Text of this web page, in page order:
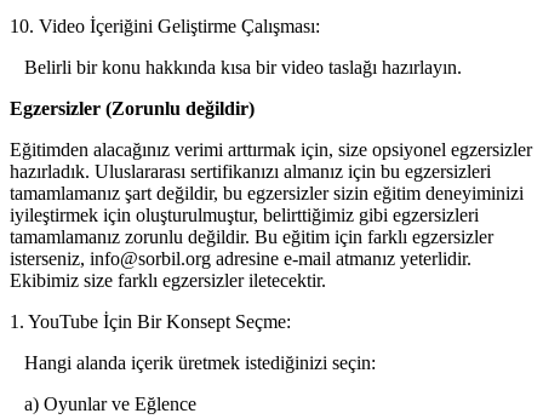
10. Video İçeriğini Geliştirme Çalışması:
Belirli bir konu hakkında kısa bir video taslağı hazırlayın.
Egzersizler (Zorunlu değildir)
Eğitimden alacağınız verimi arttırmak için, size opsiyonel egzersizler
hazırladık. Uluslararası sertifikanızı almanız için bu egzersizleri
tamamlamanız şart değildir, bu egzersizler sizin eğitim deneyiminizi
iyileştirmek için oluşturulmuştur, belirttiğimiz gibi egzersizleri
tamamlamanız zorunlu değildir. Bu eğitim için farklı egzersizler
isterseniz, info@sorbil.org adresine e-mail atmanız yeterlidir.
Ekibimiz size farklı egzersizler iletecektir.
1. YouTube İçin Bir Konsept Seçme:
Hangi alanda içerik üretmek istediğinizi seçin:
a) Oyunlar ve Eğlence